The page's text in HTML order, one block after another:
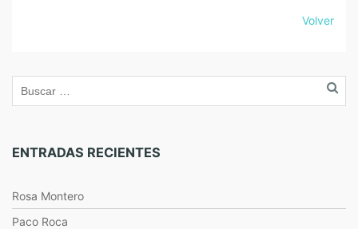
Volver
ENTRADAS RECIENTES
Rosa Montero
Paco Roca